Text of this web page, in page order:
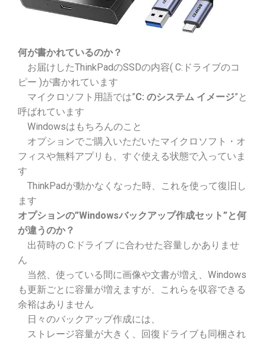
何が書かれているのか？
お届けしたThinkPadのSSDの内容( C:ドライブのコ
ピー )が書かれています
マイクロソフト用語では”C: のシステム イメージ”と
呼ばれています
Windowsはもちろんのこと
オプションでご購入いただいたマイクロソフト・オ
フィスや無料アプリも、すぐ使える状態で入っていま
す
ThinkPadが動かなくなった時、これを使って復旧し
ます
オプションの”Windowsバックアップ作成セット”と何
が違うのか？
出荷時の C:ドライブ に合わせた容量しかありませ
ん
当然、使っている間に画像や文書が増え、Windows
も更新ごとに容量が増えますが、これらを収容できる
余裕はありません
日々のバックアップ作成には、
ストレージ容量が大きく、回復ドライブも同梱され